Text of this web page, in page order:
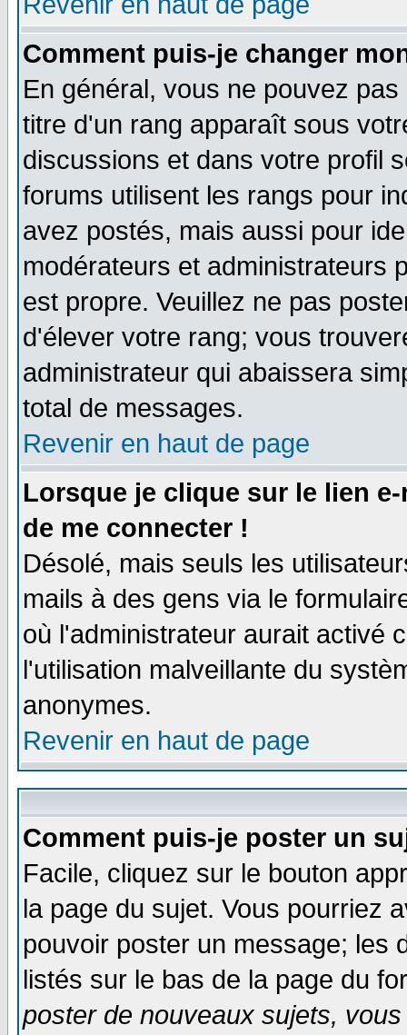
Comment puis-je changer
En général, vous ne pouvez
titre d'un rang apparaît sous
discussions et dans votre profil
forums utilisent les rangs pour
avez postés, mais aussi pour
modérateurs et administrateurs
est propre. Veuillez ne pas
d'élever votre rang; vous
administrateur qui abaissera
total de messages.
Revenir en haut de page
Lorsque je clique sur le lien
de me connecter !
Désolé, mais seuls les
mails à des gens via le
où l'administrateur aurait activé
l'utilisation malveillante du
anonymes.
Revenir en haut de page
Comment puis-je poster un
Facile, cliquez sur le bouton
la page du sujet. Vous pourriez
pouvoir poster un message; les
listés sur le bas de la page du
poster de nouveaux sujets,